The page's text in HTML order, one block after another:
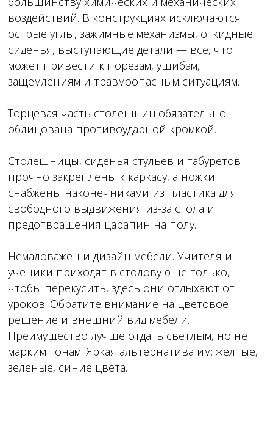
воздействий. В конструкциях исключаются
острые углы, зажимные механизмы, откидные
сиденья, выступающие детали — все, что
может привести к порезам, ушибам,
защемлениям и травмоопасным ситуациям.
Торцевая часть столешниц обязательно
облицована противоударной кромкой.
Столешницы, сиденья стульев и табуретов
прочно закреплены к каркасу, а ножки
снабжены наконечниками из пластика для
свободного выдвижения из-за стола и
предотвращения царапин на полу.
Немаловажен и дизайн мебели. Учителя и
ученики приходят в столовую не только,
чтобы перекусить, здесь они отдыхают от
уроков. Обратите внимание на цветовое
решение и внешний вид мебели.
Преимущество лучше отдать светлым, но не
марким тонам. Яркая альтернатива им: желтые,
зеленые, синие цвета.